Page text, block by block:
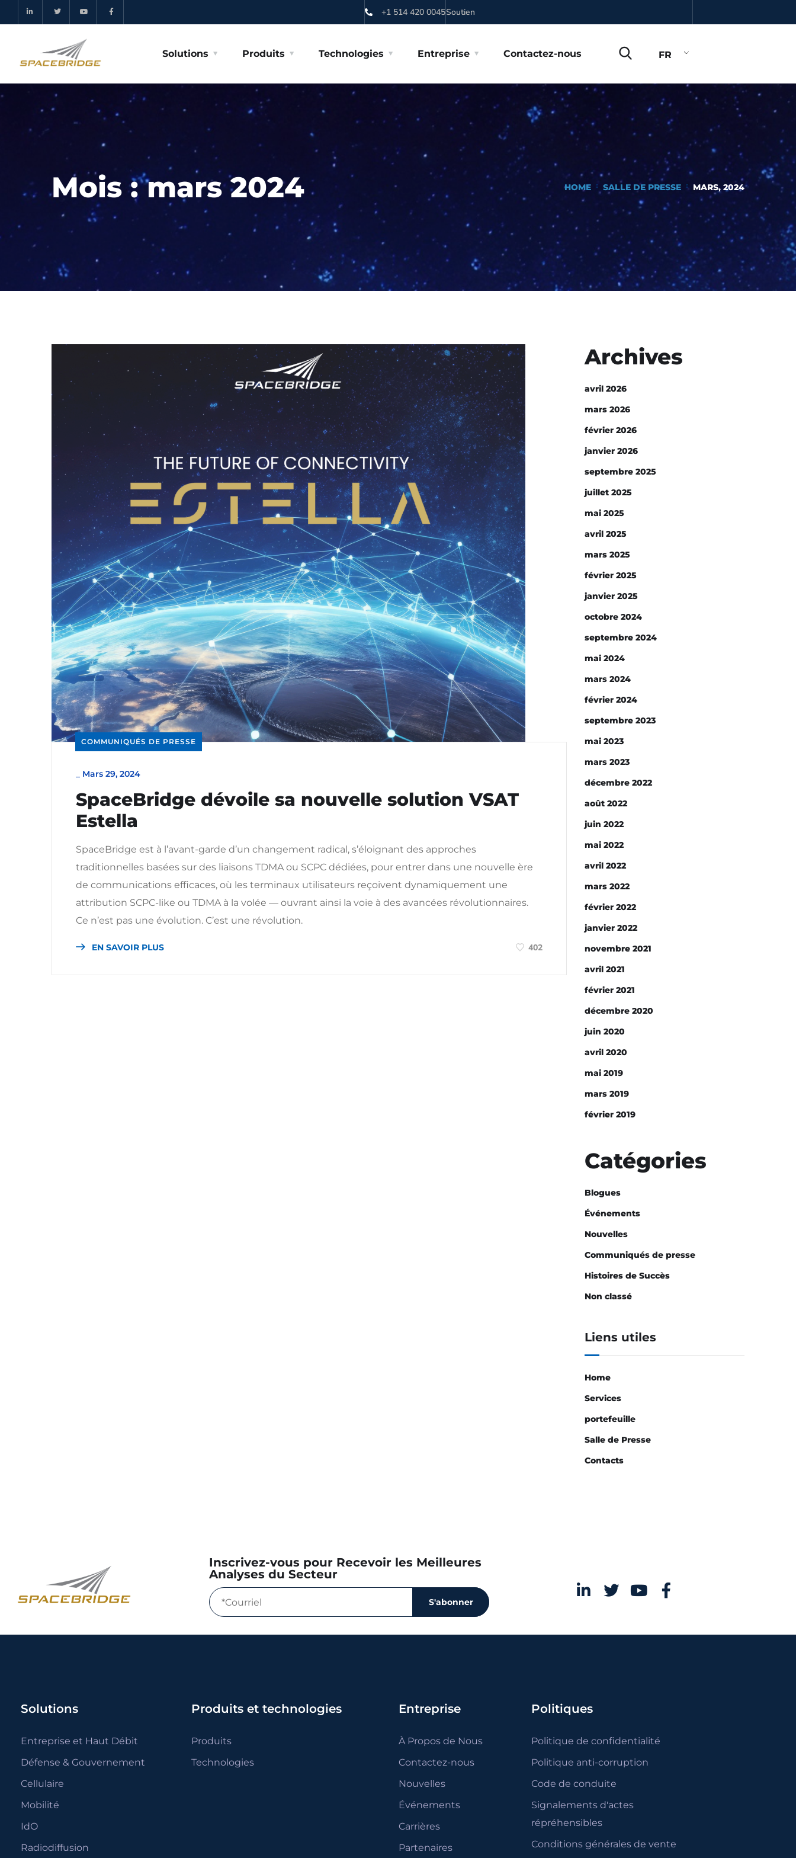
+1 514 420 0045Soutien
Solutions Produits Technologies Entreprise Contactez-nous FR
Mois :mars 2024 HOME SALLE DE PRESSE MARS, 2024
COMMUNIQUÉS DE PRESSE
Mars 29, 2024
SpaceBridge dévoile sa nouvelle solution VSAT
Estella
SpaceBridge est à l’avant-garde d’un changement radical, s’éloignant des approches
traditionnelles basées sur des liaisons TDMA ou SCPC dédiées, pour entrer dans une nouvelle ère
de communications efficaces, où les terminaux utilisateurs reçoivent dynamiquement une
attribution SCPC-like ou TDMA à la volée — ouvrant ainsi la voie à des avancées révolutionnaires.
Ce n’est pas une évolution. C’est une révolution.
EN SAVOIR PLUS 402
Archives
avril 2026
mars 2026
février 2026
janvier 2026
septembre 2025
juillet 2025
mai 2025
avril 2025
mars 2025
février 2025
janvier 2025
octobre 2024
septembre 2024
mai 2024
mars 2024
février 2024
septembre 2023
mai 2023
mars 2023
décembre 2022
août 2022
juin 2022
mai 2022
avril 2022
mars 2022
février 2022
janvier 2022
novembre 2021
avril 2021
février 2021
décembre 2020
juin 2020
avril 2020
mai 2019
mars 2019
février 2019
Catégories
Blogues
Événements
Nouvelles
Communiqués de presse
Histoires de Succès
Non classé
Liens utiles
Home
Services
portefeuille
Salle de Presse
Contacts
Inscrivez-vous pour Recevoir les Meilleures
Analyses du Secteur
S'abonner
Solutions
Entreprise et Haut Débit
Défense & Gouvernement
Cellulaire
Mobilité
IdO
Radiodiffusion
Produits et technologies
Produits
Technologies
Entreprise
À Propos de Nous
Contactez-nous
Nouvelles
Événements
Carrières
Partenaires
Politiques
Politique de confidentialité
Politique anti-corruption
Code de conduite
Signalements d'actes
répréhensibles
Conditions générales de vente